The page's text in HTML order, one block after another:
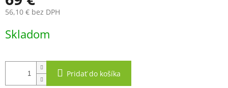
56,10 € bez DPH
cena:
Skladom
Pridať do košíka